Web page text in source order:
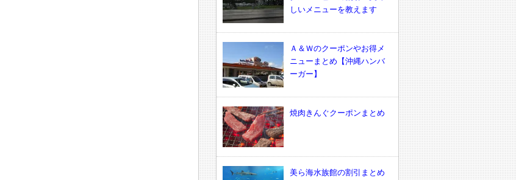
しいメニューを教えます
Ａ＆Ｗのクーポンやお得メ
ニューまとめ【沖縄ハンバ
ーガー】
焼肉きんぐクーポンまとめ
美ら海水族館の割引まとめ